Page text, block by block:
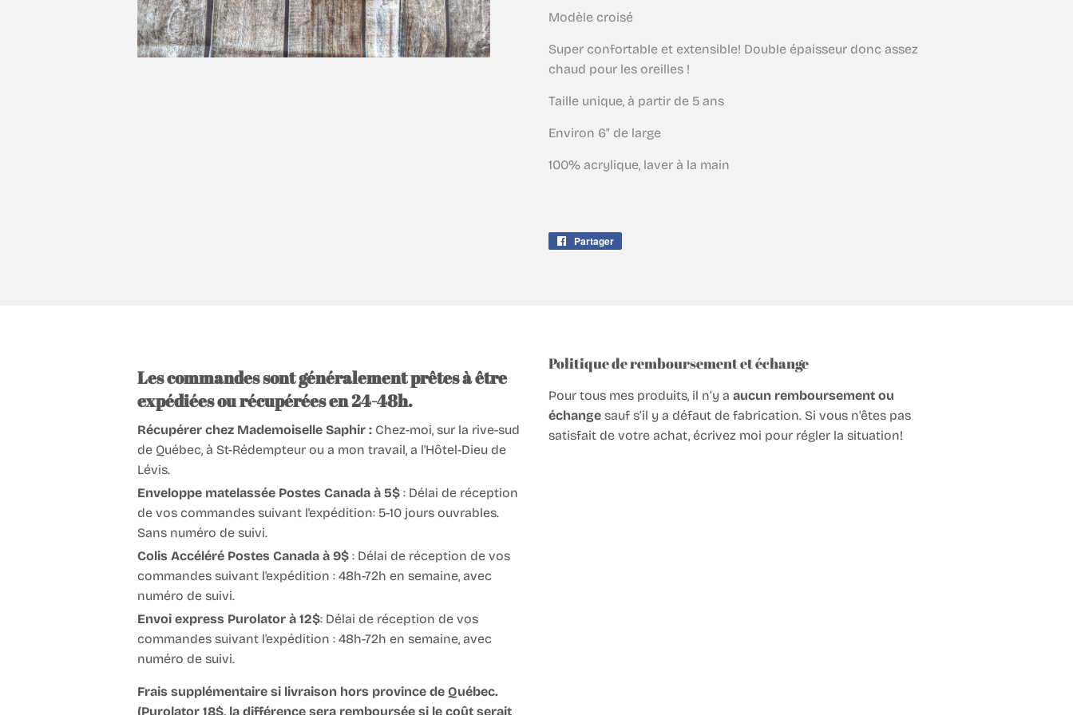
Modèle croisé
Super confortable et extensible! Double épaisseur donc assez
chaud pour les oreilles !
Taille unique, à partir de 5 ans
Environ 6" de large
100% acrylique, laver à la main
Partager
Les commandes sont généralement prêtes à être
expédiées ou récupérées en 24-48h.
Récupérer chez Mademoiselle Saphir : Chez-moi, sur la rive-sud
de Québec, à St-Rédempteur ou a mon travail, a l'Hôtel-Dieu de
Lévis.
Enveloppe matelassée Postes Canada à 5$ : Délai de réception
de vos commandes suivant l'expédition: 5-10 jours ouvrables.
Sans numéro de suivi.
Colis Accéléré Postes Canada à 9$ : Délai de réception de vos
commandes suivant l'expédition : 48h-72h en semaine, avec
numéro de suivi.
Envoi express Purolator à 12$: Délai de réception de vos
commandes suivant l'expédition : 48h-72h en semaine, avec
numéro de suivi.
Frais supplémentaire si livraison hors province de Québec.
(Purolator 18$, la différence sera remboursée si le coût serait
Politique de remboursement et échange
Pour tous mes produits, il n’y a aucun remboursement ou
échange sauf s’il y a défaut de fabrication. Si vous n'êtes pas
satisfait de votre achat, écrivez moi pour régler la situation!